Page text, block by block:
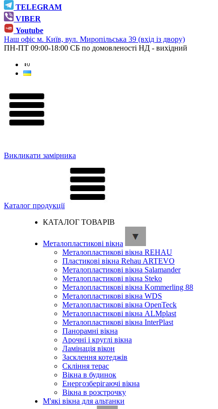
TELEGRAM
VIBER
Youtube
Наш офіс м. Київ, вул. Миропільська 39 (вхід із двору)
ПН-ПТ 09:00-18:00 СБ по домовленості НД - вихідний
Викликати замірника
Каталог продукції
КАТАЛОГ ТОВАРІВ
Металопластикові вікна
Металопластикові вікна REHAU
Пластикові вікна Rehau ARTEVO
Металопластикові вікна Salamander
Металопластикові вікна Steko
Металопластикові вікна Kommerling 88
Металопластикові вікна WDS
Металопластикові вікна OpenTeck
Металопластикові вікна ALMplast
Металопластикові вікна InterPlast
Панорамні вікна
Арочні і круглі вікна
Ламінація вікон
Засклення котеджів
Скління терас
Вікна в будинок
Енергозберігаючі вікна
Вікна в розстрочку
М'які вікна для альтанки